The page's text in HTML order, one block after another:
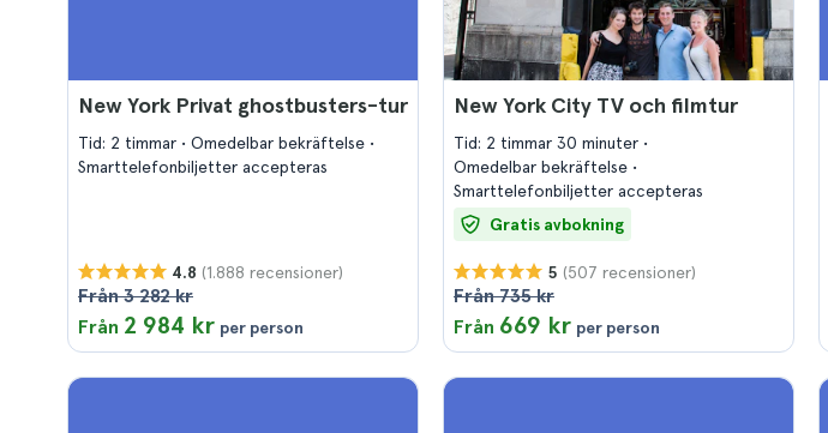
New York Privat ghostbusters-tur
Tid: 2 timmar
Omedelbar bekräftelse
Smarttelefonbiljetter accepteras
4.8 (1.888 recensioner)
Från 3 282 kr
Från 2 984 kr per person
New York City TV och filmtur
Tid: 2 timmar 30 minuter
Omedelbar bekräftelse
Smarttelefonbiljetter accepteras
Gratis avbokning
5 (507 recensioner)
Från 735 kr
Från 669 kr per person